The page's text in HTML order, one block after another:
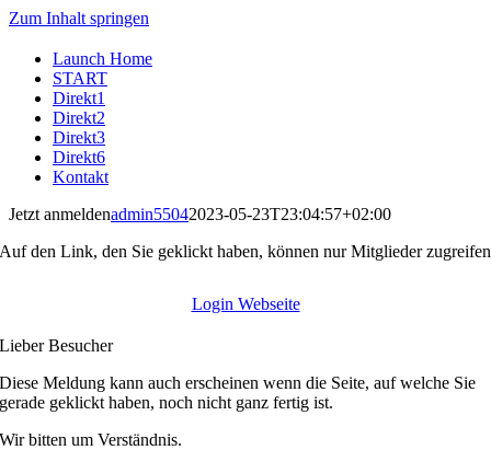
Zum Inhalt springen
Launch Home
START
Direkt1
Direkt2
Direkt3
Direkt6
Kontakt
Jetzt anmeldenadmin55042023-05-23T23:04:57+02:00
Auf den Link, den Sie geklickt haben, können nur Mitglieder zugreifen
Login Webseite
Lieber Besucher
Diese Meldung kann auch erscheinen wenn die Seite, auf welche Sie
gerade geklickt haben, noch nicht ganz fertig ist.
Wir bitten um Verständnis.